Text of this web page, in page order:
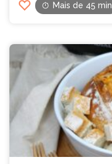
Mais de 45 min